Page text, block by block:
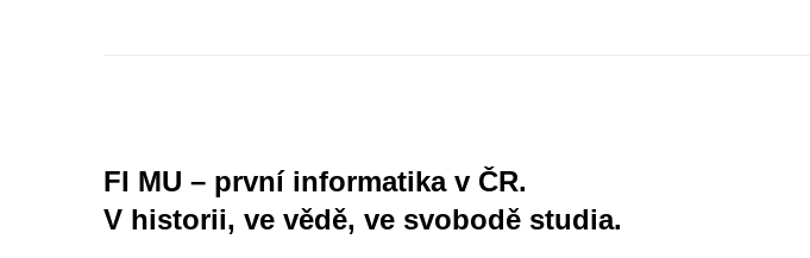
FI MU – první informatika v ČR.
V historii, ve vědě, ve svobodě studia.